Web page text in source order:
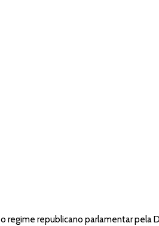
regime republicano parlamentar pela